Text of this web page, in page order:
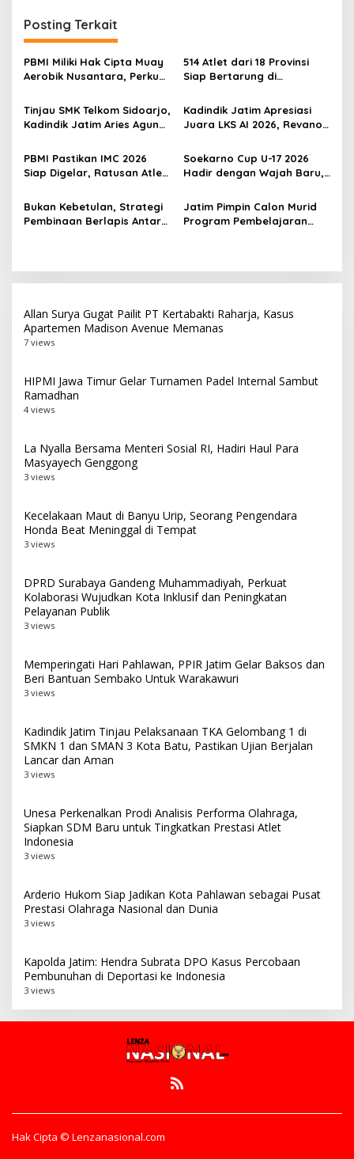
a
s
i
o
Posting Terkait
PBMI Miliki Hak Cipta Muay
Aerobik Nusantara, Perkuat
Indonesia
514 Atlet dari 18 Provinsi
Siap Bertarung di
Championship 2026 di
Bekasi
Tinjau SMK Telkom Sidoarjo,
Kadindik Jatim Aries Agung
Representatif Tingkatkan
Kualitas Pembelajaran
Kadindik Jatim Apresiasi
Juara LKS AI 2026, Revano
dari Gubernur Khofifah
PBMI Pastikan IMC 2026
Siap Digelar, Ratusan Atlet
di Bekasi
Soekarno Cup U-17 2026
Hadir dengan Wajah Baru,
Penghargaan Man of the
Match
Bukan Kebetulan, Strategi
Pembinaan Berlapis Antar
Jatim Pimpin Calon Murid
Program Pembelajaran
Allan Surya Gugat Pailit PT Kertabakti Raharja, Kasus
Apartemen Madison Avenue Memanas
7 views
HIPMI Jawa Timur Gelar Turnamen Padel Internal Sambut
Ramadhan
4 views
La Nyalla Bersama Menteri Sosial RI, Hadiri Haul Para
Masyayech Genggong
3 views
Kecelakaan Maut di Banyu Urip, Seorang Pengendara
Honda Beat Meninggal di Tempat
3 views
DPRD Surabaya Gandeng Muhammadiyah, Perkuat
Kolaborasi Wujudkan Kota Inklusif dan Peningkatan
Pelayanan Publik
3 views
Memperingati Hari Pahlawan, PPIR Jatim Gelar Baksos dan
Beri Bantuan Sembako Untuk Warakawuri
3 views
Kadindik Jatim Tinjau Pelaksanaan TKA Gelombang 1 di
SMKN 1 dan SMAN 3 Kota Batu, Pastikan Ujian Berjalan
Lancar dan Aman
3 views
Unesa Perkenalkan Prodi Analisis Performa Olahraga,
Siapkan SDM Baru untuk Tingkatkan Prestasi Atlet
Indonesia
3 views
Arderio Hukom Siap Jadikan Kota Pahlawan sebagai Pusat
Prestasi Olahraga Nasional dan Dunia
3 views
Kapolda Jatim: Hendra Subrata DPO Kasus Percobaan
Pembunuhan di Deportasi ke Indonesia
3 views
Hak Cipta © Lenzanasional.com